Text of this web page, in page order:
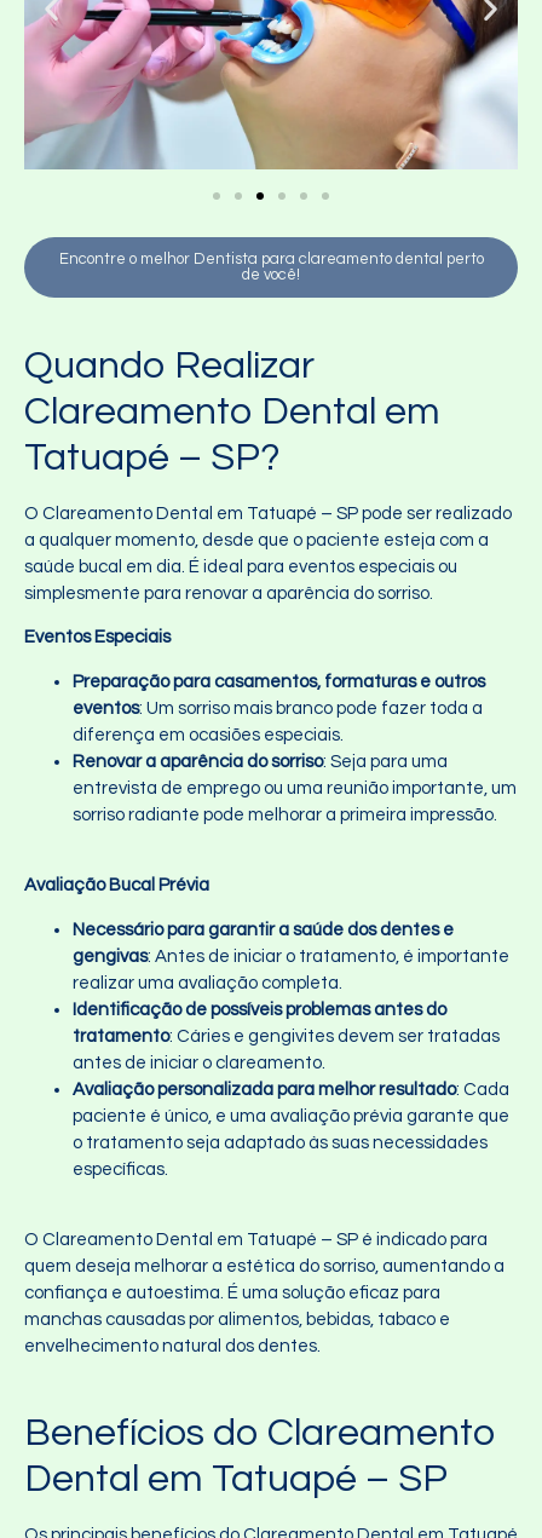
Encontre o melhor Dentista para clareamento dental perto
de você!
Quando Realizar
Clareamento Dental em
Tatuapé – SP?
O Clareamento Dental em Tatuapé – SP pode ser realizado
a qualquer momento, desde que o paciente esteja com a
saúde bucal em dia. É ideal para eventos especiais ou
simplesmente para renovar a aparência do sorriso.
Eventos Especiais
Preparação para casamentos, formaturas e outros
eventos: Um sorriso mais branco pode fazer toda a
diferença em ocasiões especiais.
Renovar a aparência do sorriso: Seja para uma
entrevista de emprego ou uma reunião importante, um
sorriso radiante pode melhorar a primeira impressão.
Avaliação Bucal Prévia
Necessário para garantir a saúde dos dentes e
gengivas: Antes de iniciar o tratamento, é importante
realizar uma avaliação completa.
Identificação de possíveis problemas antes do
tratamento: Cáries e gengivites devem ser tratadas
antes de iniciar o clareamento.
Avaliação personalizada para melhor resultado: Cada
paciente é único, e uma avaliação prévia garante que
o tratamento seja adaptado às suas necessidades
específicas.
O Clareamento Dental em Tatuapé – SP é indicado para
quem deseja melhorar a estética do sorriso, aumentando a
confiança e autoestima. É uma solução eficaz para
manchas causadas por alimentos, bebidas, tabaco e
envelhecimento natural dos dentes.
Benefícios do Clareamento
Dental em Tatuapé – SP